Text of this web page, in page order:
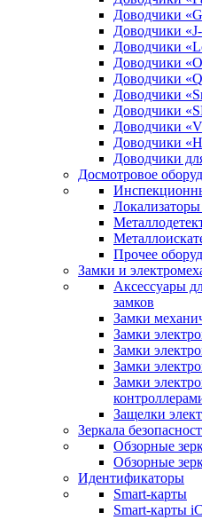
Доводчики
Доводчики
Доводчики
Доводчики
Доводчики
Доводчики
Доводчики
Доводчики
Доводчики
Доводчики
Досмотровое
Прочее
Замки и
Аксессуары
замков
Замки
Замки
Замки
Замки
Замки
Защелки
Зеркала
Обзорные
Обзорные
Идентификаторы
Smart-карты
Smart-карты